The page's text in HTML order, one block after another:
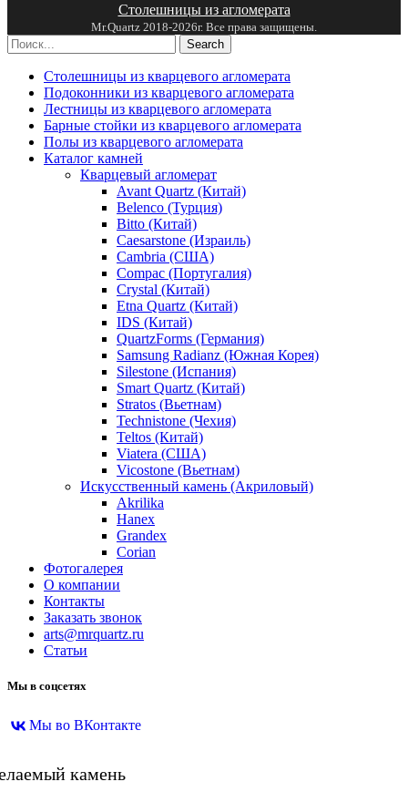
Столешницы из агломерата
Mr.Quartz 2018-2026г. Все права защищены.
Search
Столешницы из кварцевого агломерата
Подоконники из кварцевого агломерата
Лестницы из кварцевого агломерата
Барные стойки из кварцевого агломерата
Полы из кварцевого агломерата
Каталог камней
Кварцевый агломерат
Avant Quartz (Китай)
Belenco (Турция)
Bitto (Китай)
Caesarstone (Израиль)
Cambria (США)
Compac (Португалия)
Crystal (Китай)
Etna Quartz (Китай)
IDS (Китай)
QuartzForms (Германия)
Samsung Radianz (Южная Корея)
Silestone (Испания)
Smart Quartz (Китай)
Stratos (Вьетнам)
Technistone (Чехия)
Teltos (Китай)
Viatera (США)
Vicostone (Вьетнам)
Искусственный камень (Акриловый)
Akrilika
Hanex
Grandex
Corian
Фотогалерея
О компании
Контакты
Заказать звонок
arts@mrquartz.ru
Статьи
Мы в соцсетях
Мы во ВКонтакте
камень